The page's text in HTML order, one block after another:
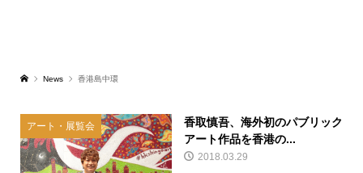
News 香港島中環
アート・展覧会
香取慎吾、海外初のパブリック
アート作品を香港の...
2018.03.29